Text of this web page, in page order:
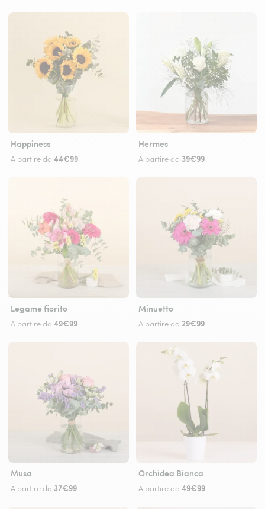
Happiness
A partire da 44€99
Hermes
A partire da 39€99
Legame fiorito
A partire da 49€99
Minuetto
A partire da 29€99
Musa
A partire da 37€99
Orchidea Bianca
A partire da 49€99